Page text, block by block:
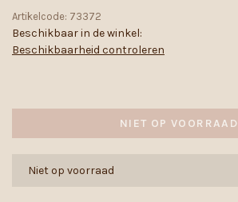
Artikelcode: 73372
Beschikbaar in de winkel:
Beschikbaarheid controleren
NIET OP VOORRAAD
Niet op voorraad